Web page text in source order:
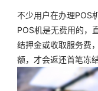
不少用户在办理POS
POS机是无费用的，
结押金或收取服务费
额，才会返还首笔冻